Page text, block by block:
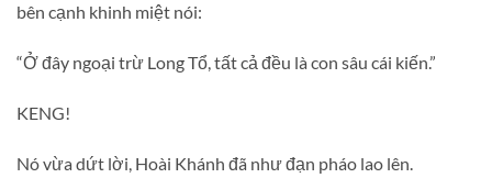
bên cạnh khinh miệt nói:
“Ở đây ngoại trừ Long Tổ, tất cả đều là con sâu cái kiến.”
KENG!
Nó vừa dứt lời, Hoài Khánh đã như đạn pháo lao lên.